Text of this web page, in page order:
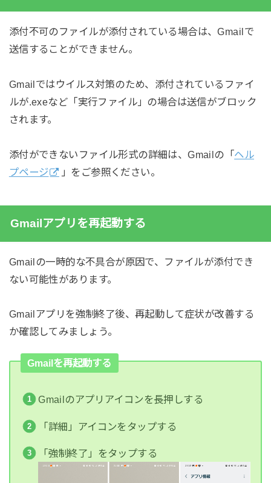
添付不可のファイルが添付されている場合は、Gmailで
送信することができません。
Gmailではウイルス対策のため、添付されているファイ
ルが.exeなど「実行ファイル」の場合は送信がブロック
されます。
添付ができないファイル形式の詳細は、Gmailの「ヘル
プページ
」をご参照ください。
Gmailアプリを再起動する
Gmailの一時的な不具合が原因で、ファイルが添付でき
ない可能性があります。
Gmailアプリを強制終了後、再起動して症状が改善する
か確認してみましょう。
Gmailを再起動する
Gmailのアプリアイコンを長押しする
「詳細」アイコンをタップする
「強制終了」をタップする